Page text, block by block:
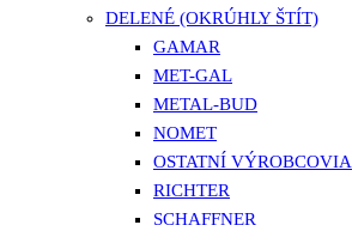
DELENÉ (OKRÚHLY ŠTÍT)
GAMAR
MET-GAL
METAL-BUD
NOMET
OSTATNÍ VÝROBCOVIA
RICHTER
SCHAFFNER